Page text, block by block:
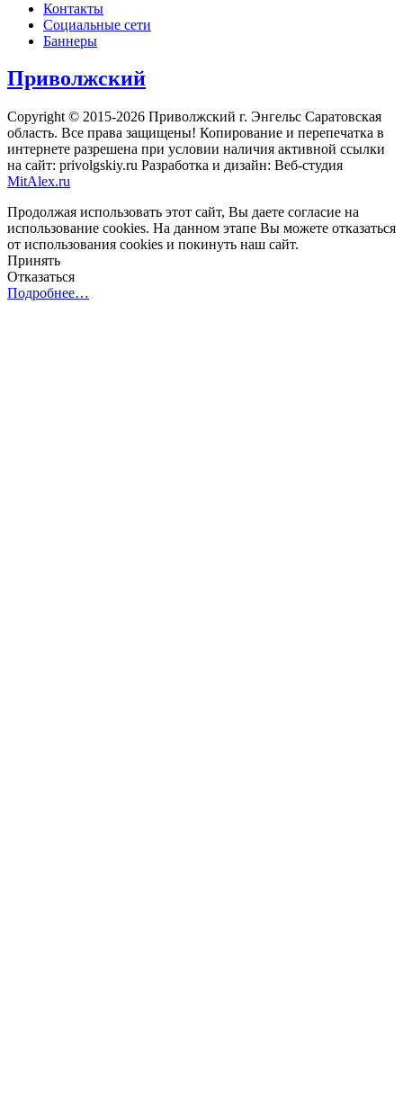
Контакты
Социальные сети
Баннеры
Приволжский
Copyright © 2015-2026 Приволжский г. Энгельс Саратовская
область. Все права защищены! Копирование и перепечатка в
интернете разрешена при условии наличия активной ссылки
на сайт: privolgskiy.ru Разработка и дизайн: Веб-студия
MitAlex.ru
Продолжая использовать этот сайт, Вы даете согласие на
использование cookies. На данном этапе Вы можете отказаться
от использования cookies и покинуть наш сайт.
Принять
Отказаться
Подробнее…